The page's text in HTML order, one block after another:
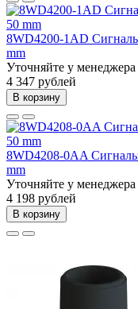
8WD4200-1AD
mm
Уточняйте у менеджера
4 347 рублей
В корзину
8WD4208-0AA
mm
Уточняйте у менеджера
4 198 рублей
В корзину